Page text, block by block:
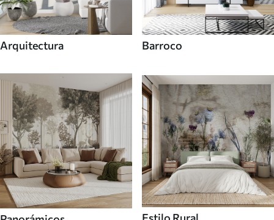
Arquitectura Barroco